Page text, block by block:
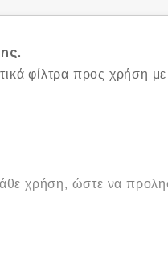
φίλτρα προς χρήση
χρήση, ώστε να